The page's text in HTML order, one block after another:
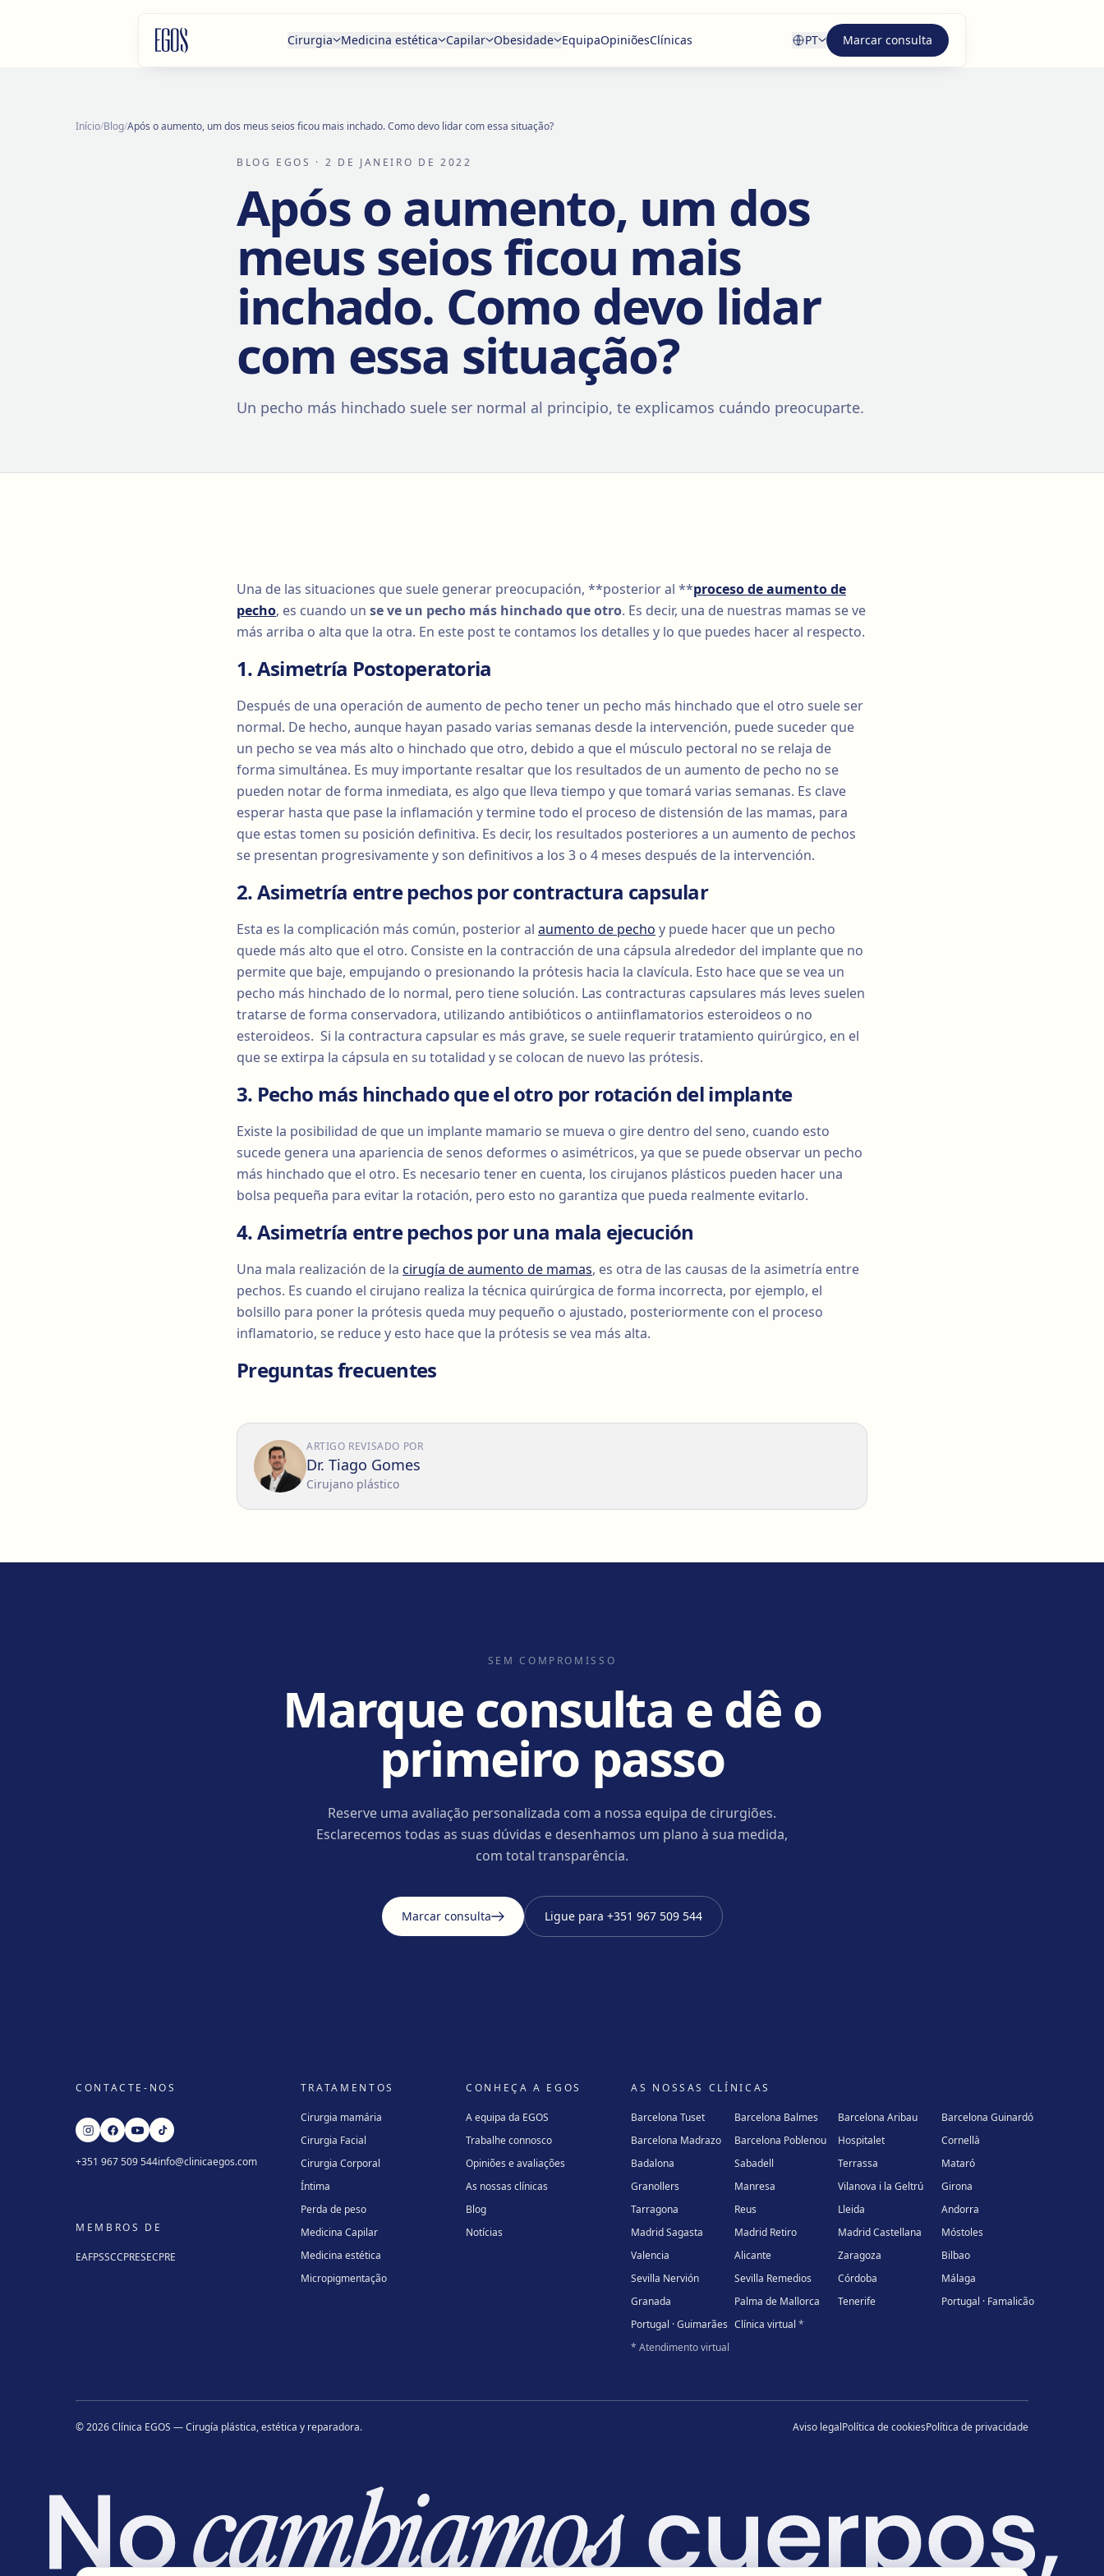
Cirurgia Medicina estética Capilar Obesidade EquipaOpiniõesClínicas PT Marcar consulta
Início/Blog/Após o aumento, um dos meus seios ficou mais inchado. Como devo lidar com essa situação?
BLOG EGOS · 2 DE JANEIRO DE 2022
Após o aumento, um dos
meus seios ficou mais
inchado. Como devo lidar
com essa situação?
Un pecho más hinchado suele ser normal al principio, te explicamos cuándo preocuparte.
Una de las situaciones que suele generar preocupación, **posterior al **proceso de aumento de
pecho, es cuando un se ve un pecho más hinchado que otro. Es decir, una de nuestras mamas se ve
más arriba o alta que la otra. En este post te contamos los detalles y lo que puedes hacer al respecto.
1. Asimetría Postoperatoria
Después de una operación de aumento de pecho tener un pecho más hinchado que el otro suele ser
normal. De hecho, aunque hayan pasado varias semanas desde la intervención, puede suceder que
un pecho se vea más alto o hinchado que otro, debido a que el músculo pectoral no se relaja de
forma simultánea. Es muy importante resaltar que los resultados de un aumento de pecho no se
pueden notar de forma inmediata, es algo que lleva tiempo y que tomará varias semanas. Es clave
esperar hasta que pase la inflamación y termine todo el proceso de distensión de las mamas, para
que estas tomen su posición definitiva. Es decir, los resultados posteriores a un aumento de pechos
se presentan progresivamente y son definitivos a los 3 o 4 meses después de la intervención.
2. Asimetría entre pechos por contractura capsular
Esta es la complicación más común, posterior al aumento de pecho y puede hacer que un pecho
quede más alto que el otro. Consiste en la contracción de una cápsula alrededor del implante que no
permite que baje, empujando o presionando la prótesis hacia la clavícula. Esto hace que se vea un
pecho más hinchado de lo normal, pero tiene solución. Las contracturas capsulares más leves suelen
tratarse de forma conservadora, utilizando antibióticos o antiinflamatorios esteroideos o no
esteroideos. Si la contractura capsular es más grave, se suele requerir tratamiento quirúrgico, en el
que se extirpa la cápsula en su totalidad y se colocan de nuevo las prótesis.
3. Pecho más hinchado que el otro por rotación del implante
Existe la posibilidad de que un implante mamario se mueva o gire dentro del seno, cuando esto
sucede genera una apariencia de senos deformes o asimétricos, ya que se puede observar un pecho
más hinchado que el otro. Es necesario tener en cuenta, los cirujanos plásticos pueden hacer una
bolsa pequeña para evitar la rotación, pero esto no garantiza que pueda realmente evitarlo.
4. Asimetría entre pechos por una mala ejecución
Una mala realización de la cirugía de aumento de mamas, es otra de las causas de la asimetría entre
pechos. Es cuando el cirujano realiza la técnica quirúrgica de forma incorrecta, por ejemplo, el
bolsillo para poner la prótesis queda muy pequeño o ajustado, posteriormente con el proceso
inflamatorio, se reduce y esto hace que la prótesis se vea más alta.
Preguntas frecuentes
ARTIGO REVISADO POR
Dr. Tiago Gomes
Cirujano plástico
SEM COMPROMISSO
Marque consulta e dê o
primeiro passo
Reserve uma avaliação personalizada com a nossa equipa de cirurgiões.
Esclarecemos todas as suas dúvidas e desenhamos um plano à sua medida,
com total transparência.
Marcar consulta Ligue para +351 967 509 544
CONTACTE-NOS
+351 967 509 544info@clinicaegos.com
MEMBROS DE
EAFPSSCCPRESECPRE
TRATAMENTOS
Cirurgia mamária
Cirurgia Facial
Cirurgia Corporal
Íntima
Perda de peso
Medicina Capilar
Medicina estética
Micropigmentação
CONHEÇA A EGOS
A equipa da EGOS
Trabalhe connosco
Opiniões e avaliações
As nossas clínicas
Blog
Notícias
AS NOSSAS CLÍNICAS
Barcelona Tuset Barcelona Balmes Barcelona Aribau
Barcelona Guinardó
Barcelona Madrazo
Barcelona Poblenou Hospitalet
Cornellà
Badalona
Sabadell Terrassa
Mataró
Granollers
Manresa Vilanova i la Geltrú
Girona
Tarragona
Reus Lleida
Andorra
Madrid Sagasta
Madrid Retiro Madrid Castellana
Móstoles
Valencia
Alicante Zaragoza
Bilbao
Sevilla Nervión
Sevilla Remedios Córdoba
Málaga
Granada
Palma de Mallorca Tenerife
Portugal · Famalicão
Portugal · Guimarães Clínica virtual *
* Atendimento virtual
©2026Clínica EGOS — Cirugía plástica, estética y reparadora. Aviso legalPolítica de cookiesPolítica de privacidade